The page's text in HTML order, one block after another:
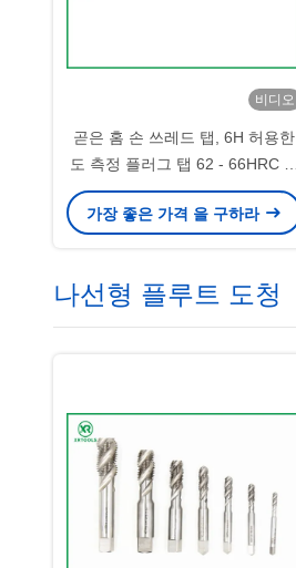
비디오
곧은 홈 손 쓰레드 탭, 6H 허용한
도 측정 플러그 탭 62 - 66HRC 견
고성
가장 좋은 가격 을 구하라
나선형 플루트 도청